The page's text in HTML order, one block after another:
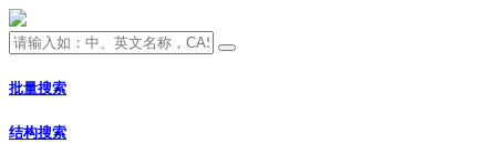
批量搜索
结构搜索